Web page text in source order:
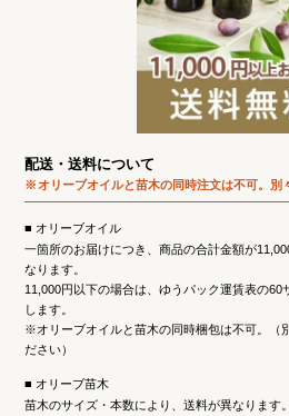
配送・送料について
オリーブオイルと苗木の同時注文は不可。 別
オリーブオイル
一箇所のお届けにつき、商品の合計金額が
なります。
11,000円以下の場合は、ゆうパック運賃表の60
します。
※オリーブオイルと苗木の同時梱包は不可。（
ださい）
オリーブ苗木
苗木のサイズ・本数により、送料が異なります